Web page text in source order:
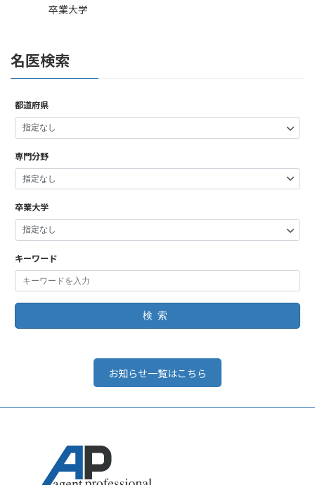
卒業大学
名医検索
都道府県
専門分野
卒業大学
キーワード
検索
お知らせ一覧はこちら